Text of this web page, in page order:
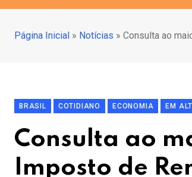
Página Inicial » Notícias » Consulta ao
BRASIL COTIDIANO ECONOMIA EM
Consulta ao
Imposto de